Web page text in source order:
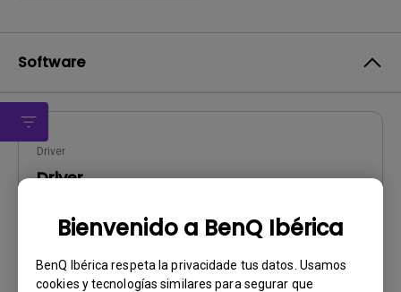
Bienvenido a BenQ Ibérica
BenQ Ibérica respeta la privacidade tus datos. Usamos
cookies y tecnologías similares para segurar que
Software
Driver
Driver
Windows7|WindowVista|WinXP
OS Version:
Versión:MP
Actualizar:2010/09/14